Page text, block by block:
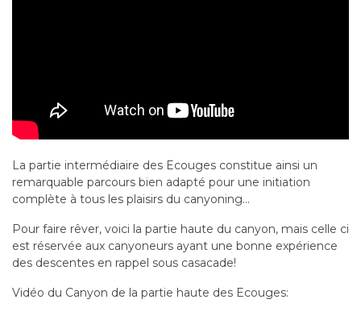
La partie intermédiaire des Ecouges constitue ainsi un
remarquable parcours bien adapté pour une initiation
complète à tous les plaisirs du canyoning…
Pour faire rêver, voici la partie haute du canyon, mais celle ci
est réservée aux canyoneurs ayant une bonne expérience
des descentes en rappel sous casacade!
Vidéo du Canyon de la partie haute des Ecouges: